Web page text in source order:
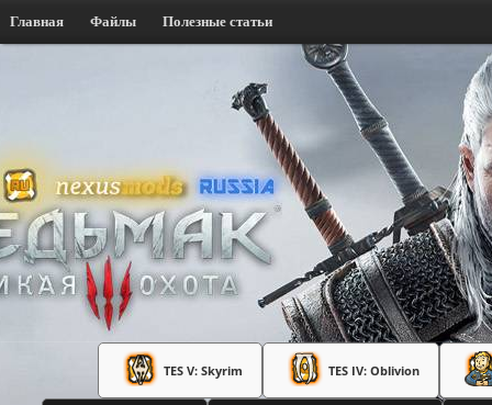
Главная Файлы Полезные статьи
TES V: Skyrim TES IV: Oblivion